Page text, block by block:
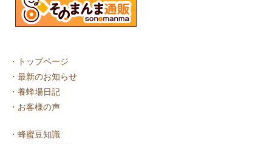
・
トップページ
・ 最新のお知らせ
・ 養蜂場日記
・ お客様の声
・ 蜂蜜豆知識